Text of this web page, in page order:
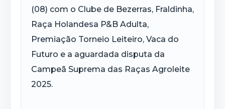
(08) com o Clube de Bezerras, Fraldinha,
Raça Holandesa P&B Adulta,
Premiação Torneio Leiteiro, Vaca do
Futuro e a aguardada disputa da
Campeã Suprema das Raças Agroleite
2025.